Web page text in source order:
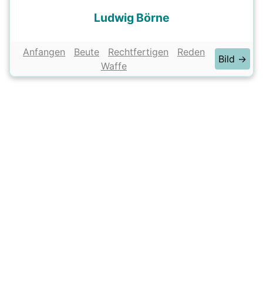
Ludwig Börne
Anfangen Beute Rechtfertigen
Reden
Waffe
Bild →